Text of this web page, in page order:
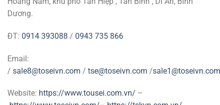
Dương.
ĐT: 0914 393088 / 0943 735 866
Email:
/ sale8@toseivn.com / tse@toseivn.com /sale1@toseivn.com
Website: https://www.tousei.com.vn/ –